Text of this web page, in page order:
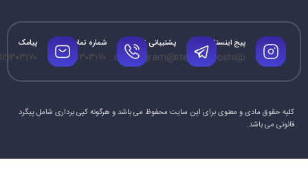
پیج اینستاگرام
@steamforoshi
پشتیبانی تلگرام
@mrtelegram
شماره تماس
۰۹۱۲۱۳۰۳۱۷۰
پیامک
کلیه حقوق مادی و معنوی برای این سایت محفوظ می باشد و هرگونه کپی برداری شامل پیگرد
قانونی می باشد.